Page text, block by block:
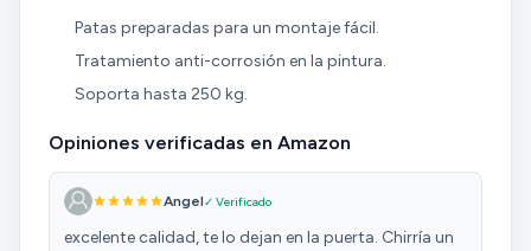
Patas preparadas para un montaje fácil.
Tratamiento anti-corrosión en la pintura.
Soporta hasta 250 kg.
Opiniones verificadas en Amazon
Angel✓ Verificado
excelente calidad, te lo dejan en la puerta. Chirría un